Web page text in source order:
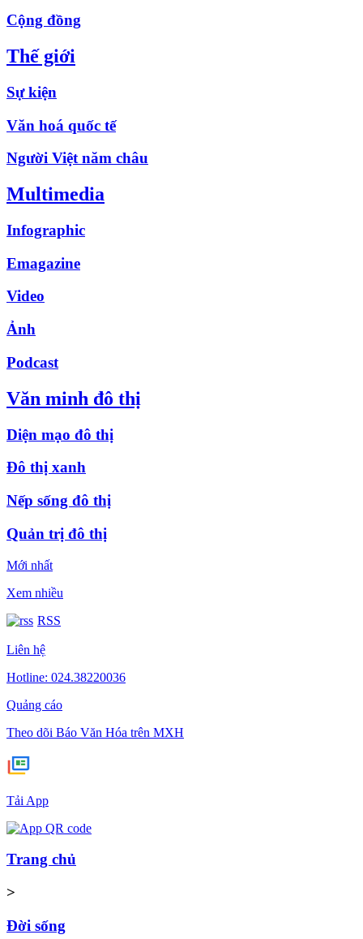
Cộng đồng
Thế giới
Sự kiện
Văn hoá quốc tế
Người Việt năm châu
Multimedia
Infographic
Emagazine
Video
Ảnh
Podcast
Văn minh đô thị
Diện mạo đô thị
Đô thị xanh
Nếp sống đô thị
Quản trị đô thị
Mới nhất
Xem nhiều
RSS
Liên hệ
Hotline: 024.38220036
Quảng cáo
Theo dõi Báo Văn Hóa trên MXH
Tải App
Trang chủ
>
Đời sống